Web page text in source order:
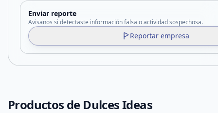
Enviar reporte
Avisanos si detectaste información falsa o actividad sospechosa.
Reportar empresa
Productos de Dulces Ideas